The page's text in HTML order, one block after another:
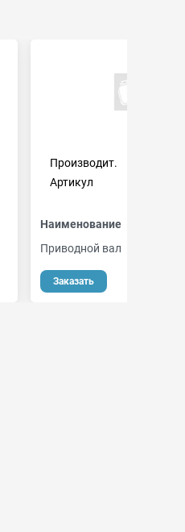
Производит.
Артикул
Наименование
Приводной вал
Заказать